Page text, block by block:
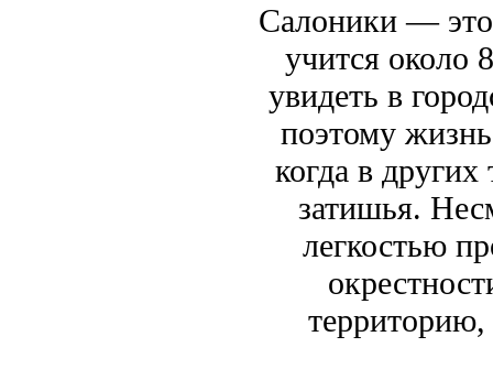
Салоники — это
учится около
увидеть в
поэтому
когда в других
затишья.
легкостью
территорию,